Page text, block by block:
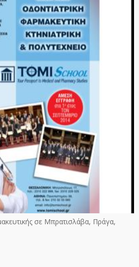
σε Μπρατισλάβα, Πράγα,